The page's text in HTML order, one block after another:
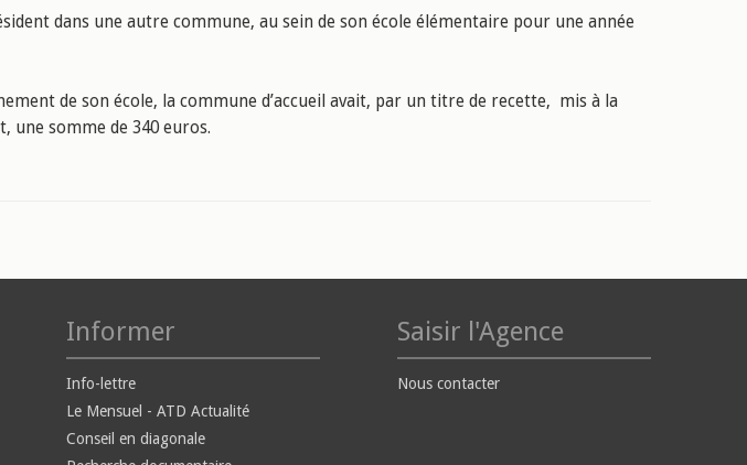
dans une autre commune, au sein de son école élémentaire pour une année
de son école, la commune d’accueil avait, par un titre de recette, mis à la
une somme de 340 euros.
Informer
Info-lettre
Le Mensuel - ATD Actualité
Conseil en diagonale
Saisir l'Agence
Nous contacter